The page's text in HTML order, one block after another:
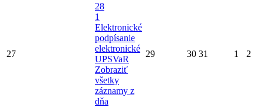
27
28
1
Elektronické
podpísanie
elektronické
UPSVaR
Zobraziť
všetky
záznamy z
dňa
29 30 31 1 2